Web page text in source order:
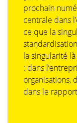
prochain
centrale dans
ce que la
la singularité
: dans
organisations,
dans le